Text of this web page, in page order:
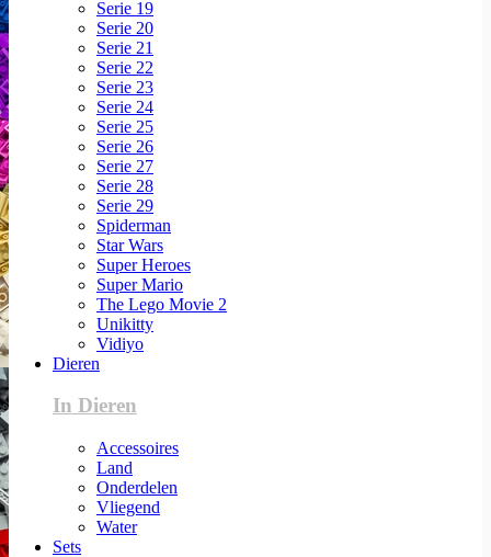
Serie 19
Serie 20
Serie 21
Serie 22
Serie 23
Serie 24
Serie 25
Serie 26
Serie 27
Serie 28
Serie 29
Spiderman
Star Wars
Super Heroes
Super Mario
The Lego Movie 2
Unikitty
Vidiyo
Dieren
In Dieren
Accessoires
Land
Onderdelen
Vliegend
Water
Sets